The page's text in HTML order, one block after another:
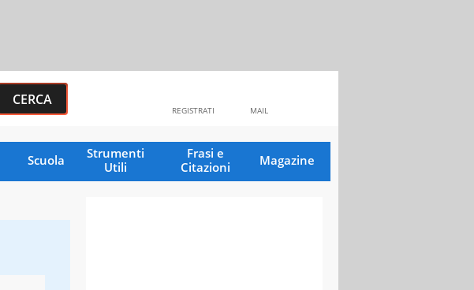
MAIL
REGISTRATI
Scuola
Strumenti
Utili
Frasi e
Citazioni
Magazine